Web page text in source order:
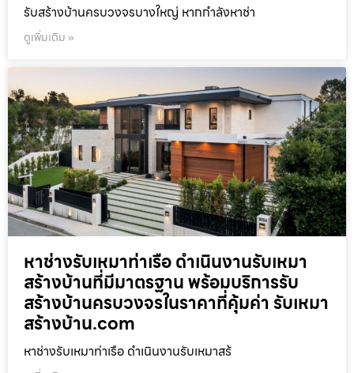
รับสร้างบ้านครบวงจรบางใหญ่ หากกำลังหาช่า
ดูเพิ่มเติม »
หาช่างรับเหมาท่าเรือ ดำเนินงานรับเหมา
สร้างบ้านที่มีมาตรฐาน พร้อมบริการรับ
สร้างบ้านครบวงจรในราคาที่คุ้มค่า รับเหมา
สร้างบ้าน.com
หาช่างรับเหมาท่าเรือ ดำเนินงานรับเหมาสร้